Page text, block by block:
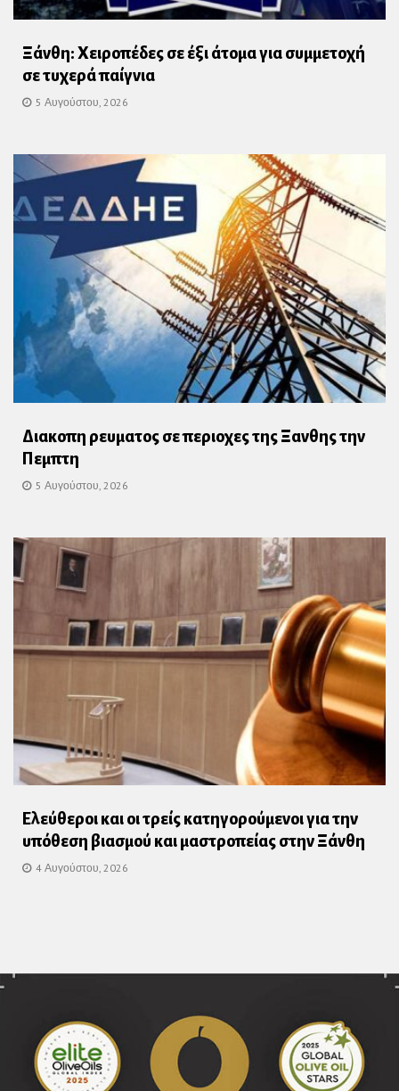
Ξάνθη: Χειροπέδες σε έξι άτομα για συμμετοχή
σε τυχερά παίγνια
5 Αυγούστου, 2026
Διακοπη ρευματος σε περιοχες της Ξανθης την
Πεμπτη
5 Αυγούστου, 2026
Ελεύθεροι και οι τρείς κατηγορούμενοι για την
υπόθεση βιασμού και μαστροπείας στην Ξάνθη
4 Αυγούστου, 2026